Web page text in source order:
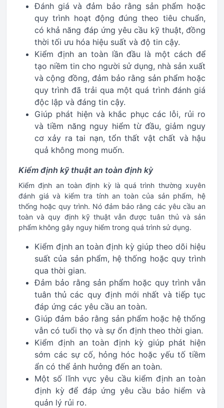
Đánh giá và đảm bảo rằng sản phẩm hoặc
quy trình hoạt động đúng theo tiêu chuẩn,
có khả năng đáp ứng yêu cầu kỹ thuật, đồng
thời tối ưu hóa hiệu suất và độ tin cậy.
Kiểm định an toàn lần đầu là một cách để
tạo niềm tin cho người sử dụng, nhà sản xuất
và cộng đồng, đảm bảo rằng sản phẩm hoặc
quy trình đã trải qua một quá trình đánh giá
độc lập và đáng tin cậy.
Giúp phát hiện và khắc phục các lỗi, rủi ro
và tiềm năng nguy hiểm từ đầu, giảm nguy
cơ xảy ra tai nạn, tổn thất vật chất và hậu
quả không mong muốn.
Kiểm định kỹ thuật an toàn định kỳ
Kiểm định an toàn định kỳ là quá trình thường xuyên
đánh giá và kiểm tra tính an toàn của sản phẩm, hệ
thống hoặc quy trình. Nó đảm bảo rằng các yêu cầu an
toàn và quy định kỹ thuật vẫn được tuân thủ và sản
phẩm không gây nguy hiểm trong quá trình sử dụng.
Kiểm định an toàn định kỳ giúp theo dõi hiệu
suất của sản phẩm, hệ thống hoặc quy trình
qua thời gian.
Đảm bảo rằng sản phẩm hoặc quy trình vẫn
tuân thủ các quy định mới nhất và tiếp tục
đáp ứng các yêu cầu an toàn.
Giúp đảm bảo rằng sản phẩm hoặc hệ thống
vẫn có tuổi thọ và sự ổn định theo thời gian.
Kiểm định an toàn định kỳ giúp phát hiện
sớm các sự cố, hỏng hóc hoặc yếu tố tiềm
ẩn có thể ảnh hưởng đến an toàn.
Một số lĩnh vực yêu cầu kiểm định an toàn
định kỳ để đáp ứng yêu cầu bảo hiểm và
quản lý rủi ro.